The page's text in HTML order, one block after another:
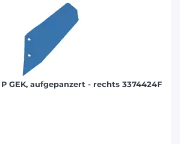
GEK, aufgepanzert - rechts 3374424F